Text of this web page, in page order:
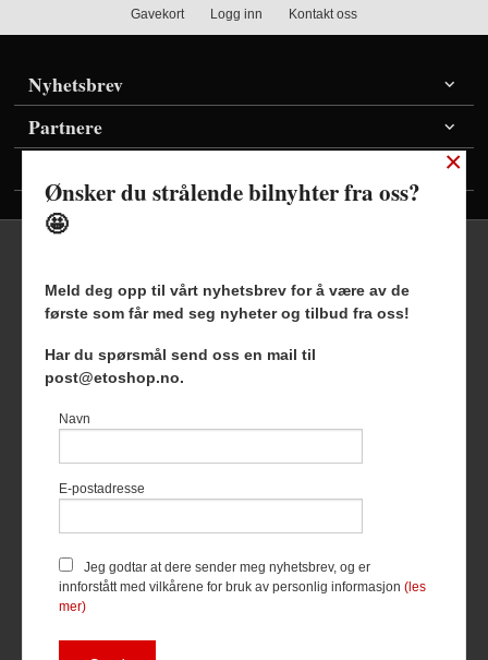
Gavekort Logg inn Kontakt oss
Nyhetsbrev
Partnere
Frakt Kjøpsbetingelser Sikkerhet og personvern
Nyhetsbrev Blogg
Foretaksregisteret 927127954
du får en bedre kjøpsopplevelse og
bruker cookies hovedsaklig til å
hva du har puttet i handlekurven
din. Fortsett å bruke siden som
mer
×
Ønsker du strålende bilnyhter fra oss?
🤩
Meld deg opp til vårt nyhetsbrev for å være av de
første som får med seg nyheter og tilbud fra oss!
Har du spørsmål send oss en mail til
post@etoshop.no.
Navn
E-postadresse
Jeg godtar at dere sender meg nyhetsbrev, og er
innforstått med vilkårene for bruk av personlig informasjon(les
mer)